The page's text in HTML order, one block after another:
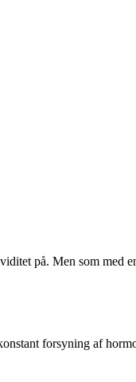
på. Men som med
forsyning af